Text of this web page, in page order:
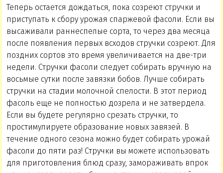
Теперь остается дождаться, пока созреют стручки и
приступать к сбору урожая спаржевой фасоли. Если вы
высаживали раннеспелые сорта, то через два месяца
после появления первых всходов стручки созреют. Для
поздних сортов это время увеличивается на две-три
недели. Стручки фасоли следует собирать вручную на
восьмые сутки после завязки бобов. Лучше собирать
стручки на стадии молочной спелости. В этот период
фасоль еще не полностью дозрела и не затвердела.
Если вы будете регулярно срезать стручки, то
простимулируете образование новых завязей. В
течение одного сезона можно будет собирать урожай
фасоли до пяти раз! Стручки вы можете использовать
для приготовления блюд сразу, замораживать впрок